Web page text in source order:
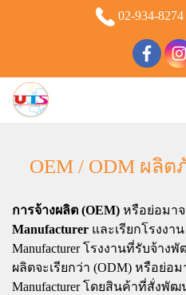
02-934-
OEM / ODM ผลิ
การจ้างผลิต (OEM) หรือย่อมา
Manufacturer และเรียกโรงงา
Manufacturer โรงงานที่รับจ้า
ผลิตจะเรียกว่า (ODM) หรือย่อม
Manufacturer โดยสินค้าที่สั่งพั